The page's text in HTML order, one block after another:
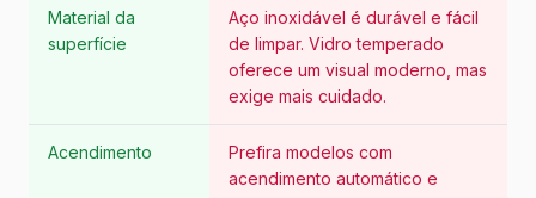
Material da
superfície
Aço inoxidável é durável e fácil
de limpar. Vidro temperado
oferece um visual moderno, mas
exige mais cuidado.
Acendimento
Prefira modelos com
acendimento automático e